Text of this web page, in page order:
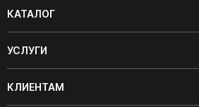
КАТАЛОГ
УСЛУГИ
КЛИЕНТАМ